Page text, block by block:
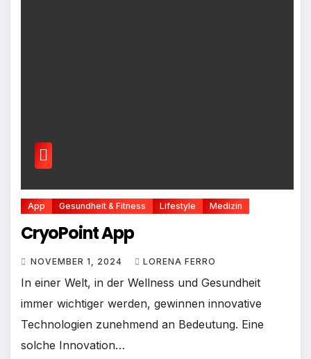
App Gesundheit & Fitness Lifestyle Medizin
CryoPoint App
NOVEMBER 1, 2024 LORENA FERRO
In einer Welt, in der Wellness und Gesundheit
immer wichtiger werden, gewinnen innovative
Technologien zunehmend an Bedeutung. Eine
solche Innovation…